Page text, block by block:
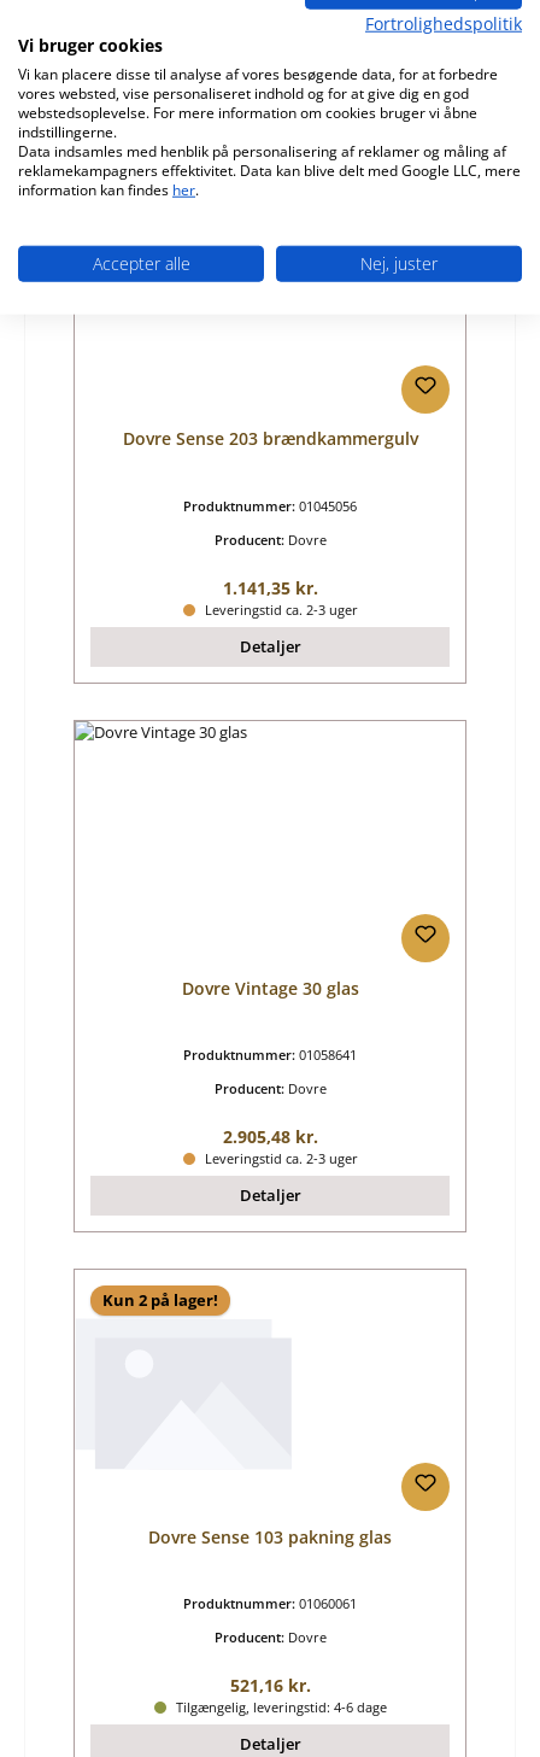
Detaljer
Dovre Sense 203 brændkammergulv
Produktnummer: 01045056
Producent: Dovre
Almindelig pris:
1.141,35 kr.
Leveringstid ca. 2-3 uger
Detaljer
Dovre Vintage 30 glas
Produktnummer: 01058641
Producent: Dovre
Almindelig pris:
2.905,48 kr.
Leveringstid ca. 2-3 uger
Detaljer
Kun 2 på lager!
Dovre Sense 103 pakning glas
Produktnummer: 01060061
Producent: Dovre
Almindelig pris:
521,16 kr.
Tilgængelig, leveringstid: 4-6 dage
Detaljer
Fortrolighedspolitik
Vi bruger cookies
Vi kan placere disse til analyse af vores besøgende data, for at forbedre
vores websted, vise personaliseret indhold og for at give dig en god
webstedsoplevelse. For mere information om cookies bruger vi åbne
indstillingerne.
Data indsamles med henblik på personalisering af reklamer og måling af
reklamekampagners effektivitet. Data kan blive delt med Google LLC, mere
information kan findes her.
Accepter alle Nej, juster